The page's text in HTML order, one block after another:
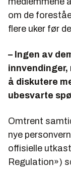
om de
flere uker før
– Ingen av
å diskutere
ubesvarte
Omtrent
nye
offisielle
Regulation»)